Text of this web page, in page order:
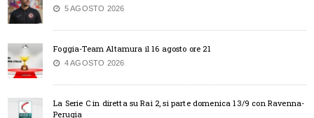
5 AGOSTO 2026
Foggia-Team Altamura il 16 agosto ore 21
4 AGOSTO 2026
La Serie C in diretta su Rai 2, si parte domenica 13/9 con Ravenna-
Perugia